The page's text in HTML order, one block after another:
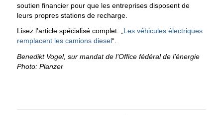
soutien financier pour que les entreprises disposent de
leurs propres stations de recharge.
Lisez l’article spécialisé complet: „Les véhicules électriques
remplacent les camions diesel“.
Benedikt Vogel, sur mandat de l’Office fédéral de l’énergie
Photo: Planzer